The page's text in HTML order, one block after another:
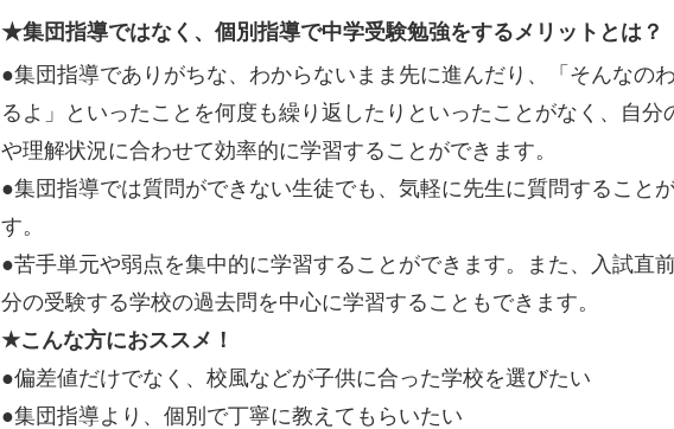
★集団指導ではなく、個別指導で中学受験勉強をするメリットとは？
●集団指導でありがちな、わからないまま先に進んだり、「そんなの
るよ」といったことを何度も繰り返したりといったことがなく、自分
や理解状況に合わせて効率的に学習することができます。
●集団指導では質問ができない生徒でも、気軽に先生に質問すること
す。
●苦手単元や弱点を集中的に学習することができます。また、入試直
分の受験する学校の過去問を中心に学習することもできます。
★こんな方におススメ！
●偏差値だけでなく、校風などが子供に合った学校を選びたい
●集団指導より、個別で丁寧に教えてもらいたい